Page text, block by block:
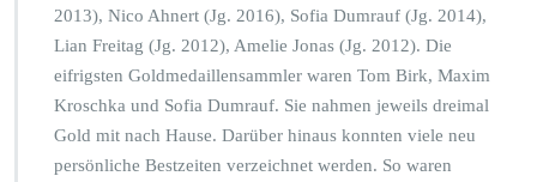
i
m
s
t
a
2013), Nico Ahnert (Jg. 2016), Sofia Dumrauf (Jg. 2014),
Lian Freitag (Jg. 2012), Amelie Jonas (Jg. 2012). Die
eifrigsten Goldmedaillensammler waren Tom Birk, Maxim
Kroschka und Sofia Dumrauf. Sie nahmen jeweils dreimal
Gold mit nach Hause. Darüber hinaus konnten viele neu
persönliche Bestzeiten verzeichnet werden. So waren